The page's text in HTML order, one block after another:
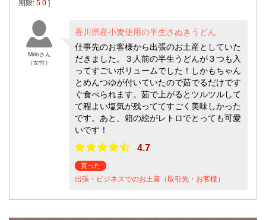
期限: 5.0 ]
Mrinさん
（女性）
香川県産小麦使用の半生さぬきうどん
仕事先のお客様から出張のお土産としていた
だきました。３人前の半生うどんが３つも入
ってすごいボリュームでした！しかもちゃん
とめんつゆが付いていたので茹でるだけです
ぐ食べられます。茹で上がるとツルツルして
て程よい塩気が残っててすごく美味しかった
です。あと、箱の絵がレトロでとっても可愛
いです！
4.7
貰った
出張・ビジネスでのお土産（取引先・お客様）